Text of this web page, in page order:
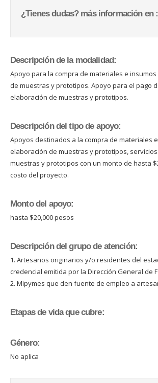
¿Tienes dudas? más información en :
Descripción de la modalidad:
Apoyo para la compra de materiales e
de muestras y prototipos. Apoyo para el pago
elaboración de muestras y prototipos.
Descripción del tipo de apoyo:
Apoyos destinados a la compra de materiales
elaboración de muestras y prototipos,
muestras y prototipos con un monto de hasta
costo del proyecto.
Monto del apoyo:
hasta $20,000 pesos
Descripción del grupo de atención:
1. Artesanos originarios y/o residentes del
credencial emitida por la Dirección General de
2. Mipymes que den fuente de empleo a
Etapas de vida que cubre:
Género:
No aplica